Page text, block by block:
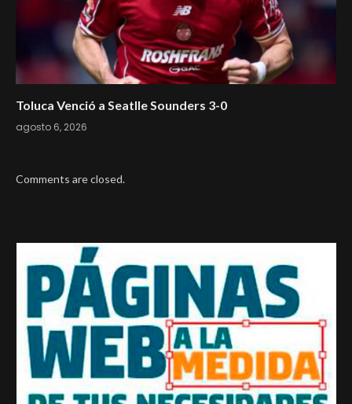
Toluca Venció a Seatlle Sounders 3-0
agosto 6, 2026
Comments are closed.